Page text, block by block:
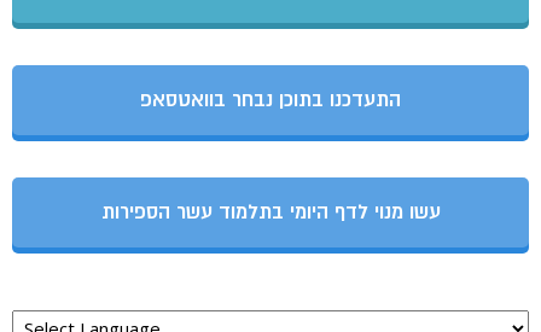
התעדכנו בתוכן נבחר בוואטסאפ
עשו מנוי לדף היומי בתלמוד עשר הספירות